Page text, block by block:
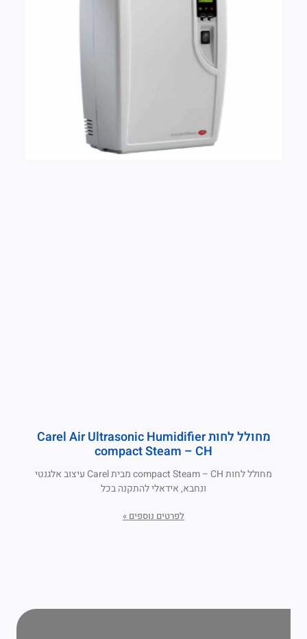
מחולל לחות Carel Air Ultrasonic Humidifier
compact Steam – CH
מחולל לחות compact Steam – CH מבית Carel עיצוב אלגנטי
ונחבא, אידאלי להתקנה בכל
לפרטים נוספים »